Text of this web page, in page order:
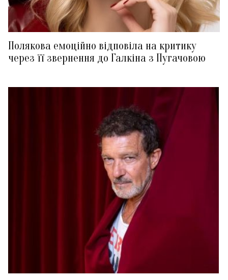
Полякова емоційно відповіла на критику
через її звернення до Галкіна з Пугачовою